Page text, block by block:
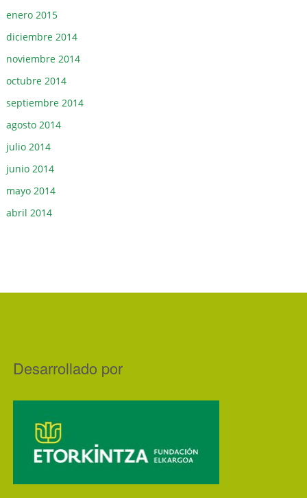
enero 2015
diciembre 2014
noviembre 2014
octubre 2014
septiembre 2014
agosto 2014
julio 2014
junio 2014
mayo 2014
abril 2014
Desarrollado por